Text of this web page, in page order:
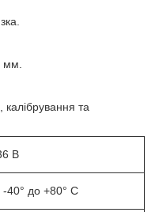
мм.
та
В
-40° до +80° С